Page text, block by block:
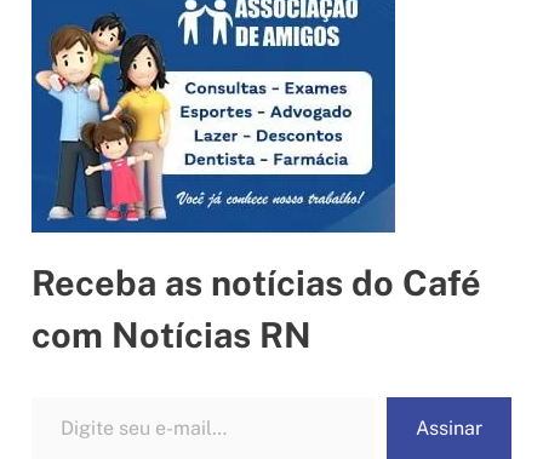
Receba as notícias do Café
com Notícias RN
Assinar